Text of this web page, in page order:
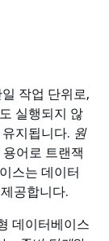
작업 단위로,
실행되지 않
지됩니다. 원
어로 트랜잭
스는 데이터
공합니다.
데이터베이스